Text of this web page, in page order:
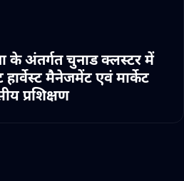
के अंतर्गत चुनाड क्लस्टर में
मैनेजमेंट एवं मार्केट
प्रशिक्षण